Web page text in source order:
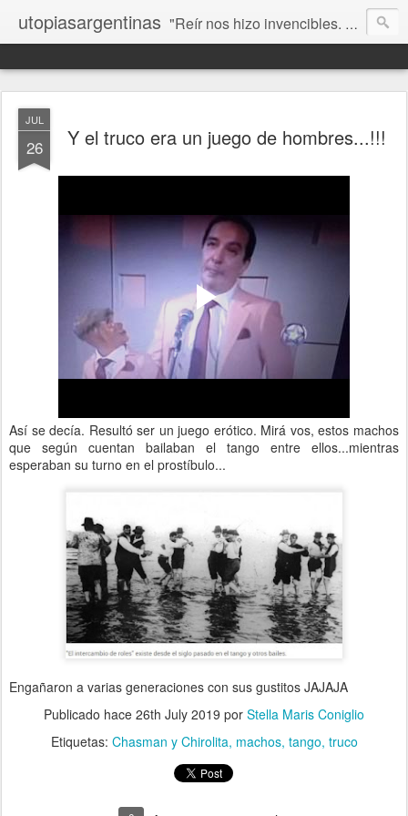
utopiasargentinas "Reír nos hizo invencibles. No como los que siempre ganan, sino como aquellos que no se rinden”. Frida Kahlo
JUL
26 Y el truco era un juego de hombres...!!!
Así se decía. Resultó ser un juego erótico. Mirá vos, estos machos
que según cuentan bailaban el tango entre ellos...mientras
esperaban su turno en el prostíbulo...
Engañaron a varias generaciones con sus gustitos JAJAJA
Publicado hace 26th July 2019 por Stella Maris Coniglio
Etiquetas: Chasman y Chirolita machos tango truco